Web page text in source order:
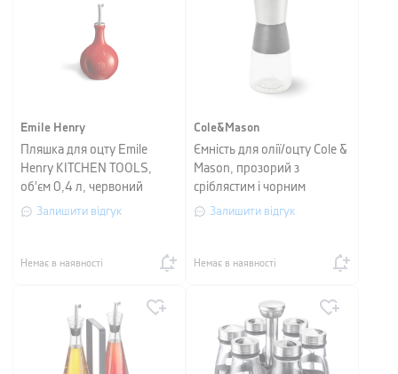
Emile Henry
Пляшка для оцту Emile
Henry KITCHEN TOOLS,
об'єм 0,4 л, червоний
Залишити відгук
Немає в наявності
Cole&Mason
Ємність для олії/оцту Cole &
Mason, прозорий з
сріблястим і чорним
Залишити відгук
Немає в наявності